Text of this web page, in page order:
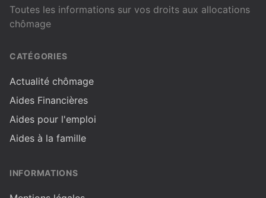
Toutes les informations sur vos droits aux allocations
chômage
CATÉGORIES
Actualité chômage
Aides Financières
Aides pour l'emploi
Aides à la famille
INFORMATIONS